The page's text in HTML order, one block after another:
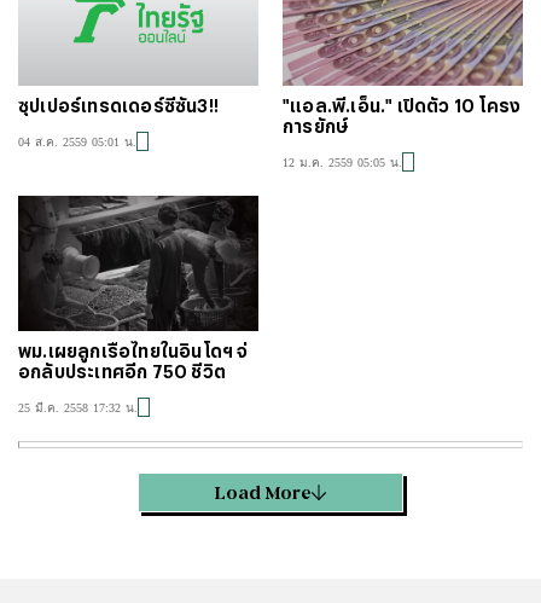
ซุปเปอร์เทรดเดอร์ซีซัน3!!
04 ส.ค. 2559 05:01 น.
"แอล.พี.เอ็น." เปิดตัว 10 โครง
การยักษ์
12 ม.ค. 2559 05:05 น.
พม.เผยลูกเรือไทยในอินโดฯ จ่
อกลับประเทศอีก 750 ชีวิต
25 มี.ค. 2558 17:32 น.
Load More